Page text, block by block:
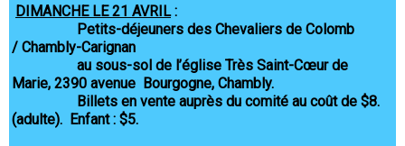
DIMANCHE LE 21 AVRIL:
Petits-déjeuners des Chevaliers de Colomb
/ Chambly-Carignan
au sous-sol de l’église Très Saint-Cœur de
Marie, 2390 avenue Bourgogne, Chambly.
Billets en vente auprès du comité au coût de $8.
(adulte). Enfant : $5.